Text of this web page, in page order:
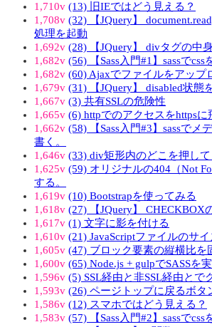
1,710v (13) 旧IEではどう見える？
1,708v (32) 【JQuery】
処理を起動
1,692v (28) 【JQuery】 divタグの中
1,682v (56) 【Sass入門#1】sassでcss
1,682v (60) Ajaxでファイルをアップ
1,679v (31) 【JQuery】 disabled状態
1,667v (3) 共有SSLの危険性
1,665v (6) httpでのアクセスをhttpsに
1,662v (58) 【Sass入門#3】sassでメ
書く。
1,646v (33) div矩形内のどこを押し
1,625v (59) オリジナルの404（Not
する。
1,619v (10) Bootstrapを使ってみる
1,618v (27) 【JQuery】 CHECKBOX
1,617v (1) 文字に影を付ける
1,610v (21) JavaScriptファイルのサ
1,605v (47) ブロック要素の縦横比を
1,600v (65) Node.js + gulpでSASSを
1,596v (5) SSL経由と非SSL経由とで
1,593v (26) ページトップに戻るボタ
1,586v (12) スマホではどう見える？
1,583v (57) 【Sass入門#2】sassでcss